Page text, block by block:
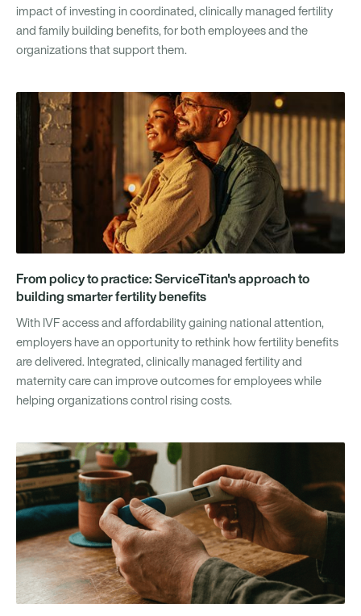
impact of investing in coordinated, clinically managed fertility
and family building benefits, for both employees and the
organizations that support them.
From policy to practice: ServiceTitan's approach to
building smarter fertility benefits
With IVF access and affordability gaining national attention,
employers have an opportunity to rethink how fertility benefits
are delivered. Integrated, clinically managed fertility and
maternity care can improve outcomes for employees while
helping organizations control rising costs.